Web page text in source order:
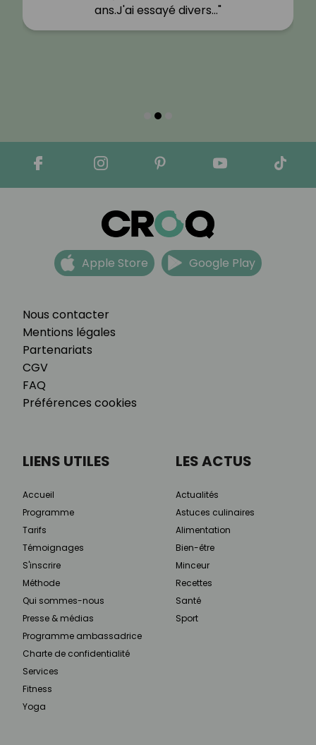
ans de vie commune, 2…"
Nous contacter
Mentions légales
Partenariats
CGV
FAQ
Préférences cookies
Apple Store Google Play
LIENS UTILES
Accueil
Programme
Tarifs
Témoignages
S'inscrire
Méthode
Qui sommes-nous
Presse & médias
Programme ambassadrice
Charte de confidentialité
Services
Fitness
Yoga
LES ACTUS
Actualités
Astuces culinaires
Alimentation
Bien-être
Minceur
Recettes
Santé
Sport